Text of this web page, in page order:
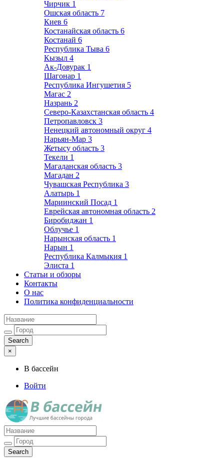
Чирчик 1
Ошская область 7
Киев 6
Костанайская область 6
Костанай 6
Республика Тыва 6
Кызыл 4
Ак-Довурак 1
Шагонар 1
Республика Ингушетия 5
Магас 2
Назрань 2
Северо-Казахстанская область 4
Петропавловск 3
Ненецкий автономный округ 4
Нарьян-Мар 3
Жетысу область 3
Текели 1
Магаданская область 3
Магадан 2
Чувашская Республика 3
Алатырь 1
Мариинский Посад 1
Еврейская автономная область 2
Биробиджан 1
Облучье 1
Нарынская область 1
Нарын 1
Республика Калмыкия 1
Элиста 1
Статьи и обзоры
Контакты
О нас
Политика конфиденциальности
×
В бассейн
Войти
Лучшие бассейны города